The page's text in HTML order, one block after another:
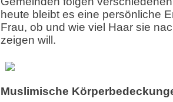
heute bleibt es eine persönliche
Frau, ob und wie viel Haar sie
zeigen will.
Muslimische